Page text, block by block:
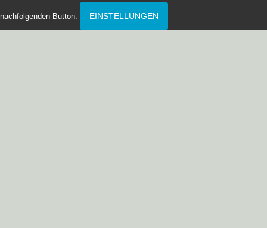
nachfolgenden Button. EINSTELLUNGEN